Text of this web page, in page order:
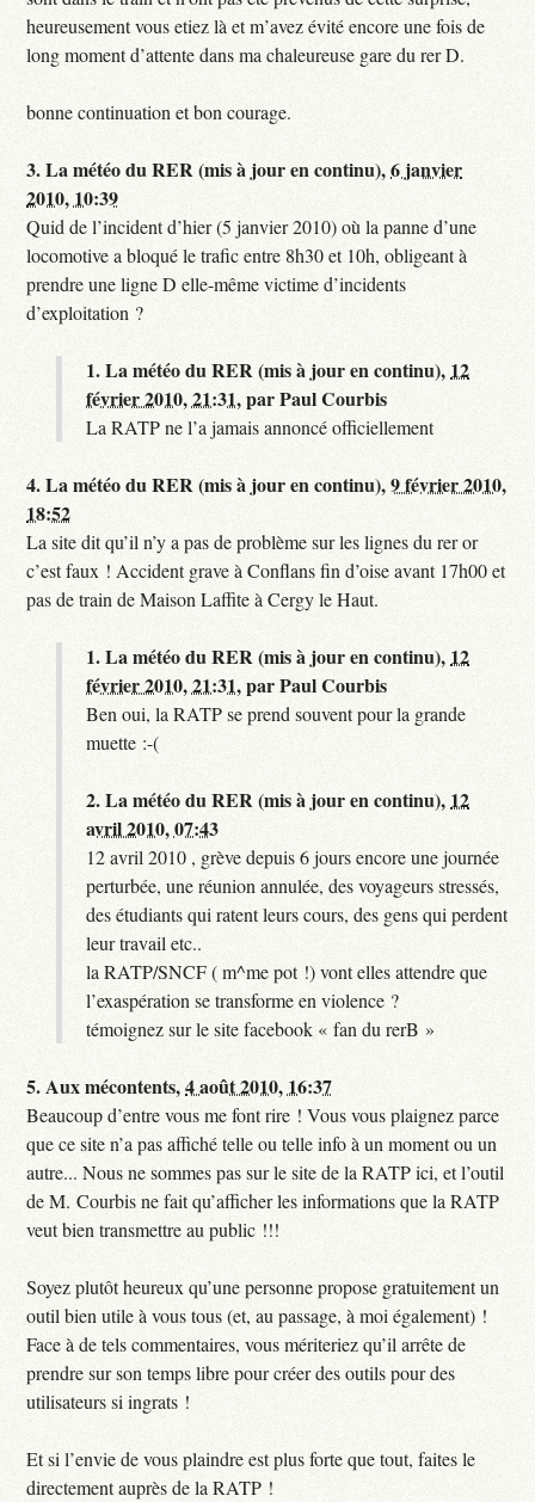
heureusement vous etiez là et m’avez évité encore une fois de
long moment d’attente dans ma chaleureuse gare du rer D.
bonne continuation et bon courage.
3.La météo du RER (mis à jour en continu),6 janvier
2010, 10:39
Quid de l’incident d’hier (5 janvier 2010) où la panne d’une
locomotive a bloqué le trafic entre 8h30 et 10h, obligeant à
prendre une ligne D elle-même victime d’incidents
d’exploitation ?
1.La météo du RER (mis à jour en continu), 12
février 2010, 21:31,parPaul Courbis
La RATP ne l’a jamais annoncé officiellement
4.La météo du RER (mis à jour en continu),9 février 2010,
18:52
La site dit qu’il n’y a pas de problème sur les lignes du rer or
c’est faux ! Accident grave à Conflans fin d’oise avant 17h00 et
pas de train de Maison Laffite à Cergy le Haut.
1.La météo du RER (mis à jour en continu), 12
février 2010, 21:31,parPaul Courbis
Ben oui, la RATP se prend souvent pour la grande
muette :-(
2.La météo du RER (mis à jour en continu), 12
avril 2010, 07:43
12 avril 2010 , grève depuis 6 jours encore une journée
perturbée, une réunion annulée, des voyageurs stressés,
des étudiants qui ratent leurs cours, des gens qui perdent
leur travail etc..
la RATP/SNCF ( m^me pot !) vont elles attendre que
l’exaspération se transforme en violence ?
témoignez sur le site facebook « fan du rerB »
5.Aux mécontents,4 août 2010, 16:37
Beaucoup d’entre vous me font rire ! Vous vous plaignez parce
que ce site n’a pas affiché telle ou telle info à un moment ou un
autre... Nous ne sommes pas sur le site de la RATP ici, et l’outil
de M. Courbis ne fait qu’afficher les informations que la RATP
veut bien transmettre au public !!!
Soyez plutôt heureux qu’une personne propose gratuitement un
outil bien utile à vous tous (et, au passage, à moi également) !
Face à de tels commentaires, vous mériteriez qu’il arrête de
prendre sur son temps libre pour créer des outils pour des
utilisateurs si ingrats !
Et si l’envie de vous plaindre est plus forte que tout, faites le
directement auprès de la RATP !